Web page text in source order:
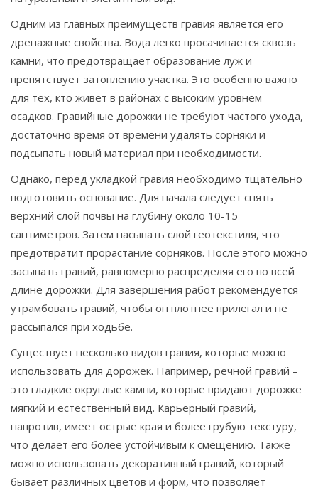
Одним из главных преимуществ гравия является его
дренажные свойства. Вода легко просачивается сквозь
камни, что предотвращает образование луж и
препятствует затоплению участка. Это особенно важно
для тех, кто живет в районах с высоким уровнем
осадков. Гравийные дорожки не требуют частого ухода,
достаточно время от времени удалять сорняки и
подсыпать новый материал при необходимости.
Однако, перед укладкой гравия необходимо тщательно
подготовить основание. Для начала следует снять
верхний слой почвы на глубину около 10-15
сантиметров. Затем насыпать слой геотекстиля, что
предотвратит прорастание сорняков. После этого можно
засыпать гравий, равномерно распределяя его по всей
длине дорожки. Для завершения работ рекомендуется
утрамбовать гравий, чтобы он плотнее прилегал и не
рассыпался при ходьбе.
Существует несколько видов гравия, которые можно
использовать для дорожек. Например, речной гравий –
это гладкие округлые камни, которые придают дорожке
мягкий и естественный вид. Карьерный гравий,
напротив, имеет острые края и более грубую текстуру,
что делает его более устойчивым к смещению. Также
можно использовать декоративный гравий, который
бывает различных цветов и форм, что позволяет